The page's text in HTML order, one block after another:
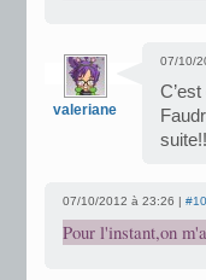
valeriane
07/10/
07/10/2012 à 23:26 | #10
Pour l'instant,on